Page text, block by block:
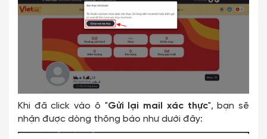
Khi đã click vào ô "Gửi lại mail xác thực", bạn sẽ
nhận được dòng thông báo như dưới đây: